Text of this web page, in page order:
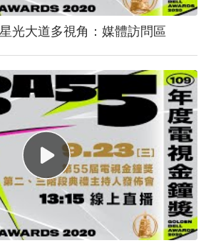
光大道多視角：媒體訪問區